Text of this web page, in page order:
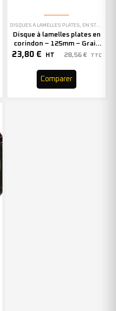
DISQUES À LAMELLES PLATES, EN STOCK
Disque à lamelles plates en
corindon – 125mm – Grain
40 – 210475 (x10)
23,80 € HT 28,56 € TTC
Comparer